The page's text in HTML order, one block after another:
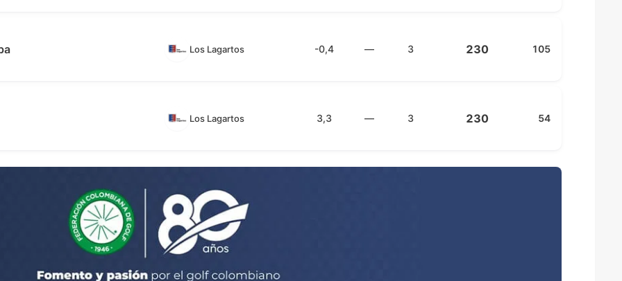
Los Lagartos -0,4 — 3 230 105
Los Lagartos 3,3 — 3 230 54